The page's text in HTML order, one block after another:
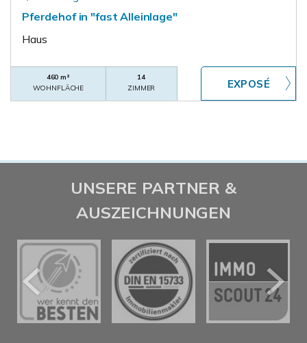
Pferdehof in "fast Alleinlage"
Haus
460 m²
WOHNFLÄCHE
14
ZIMMER
UNSERE PARTNER &
AUSZEICHNUNGEN